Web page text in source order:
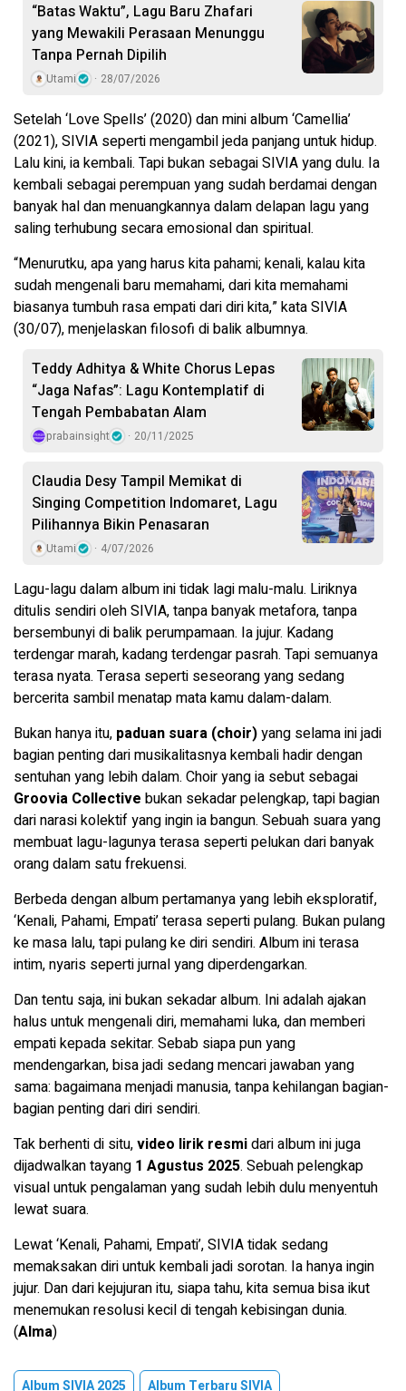
“Batas Waktu”, Lagu Baru Zhafari
yang Mewakili Perasaan Menunggu
Tanpa Pernah Dipilih
Utami 28/07/2026
Setelah ‘Love Spells’ (2020) dan mini album ‘Camellia’
(2021), SIVIA seperti mengambil jeda panjang untuk hidup.
Lalu kini, ia kembali. Tapi bukan sebagai SIVIA yang dulu. Ia
kembali sebagai perempuan yang sudah berdamai dengan
banyak hal dan menuangkannya dalam delapan lagu yang
saling terhubung secara emosional dan spiritual.
“Menurutku, apa yang harus kita pahami; kenali, kalau kita
sudah mengenali baru memahami, dari kita memahami
biasanya tumbuh rasa empati dari diri kita,” kata SIVIA
(30/07), menjelaskan filosofi di balik albumnya.
Teddy Adhitya & White Chorus Lepas
“Jaga Nafas”: Lagu Kontemplatif di
Tengah Pembabatan Alam
prabainsight 20/11/2025
Claudia Desy Tampil Memikat di
Singing Competition Indomaret, Lagu
Pilihannya Bikin Penasaran
Utami 4/07/2026
Lagu-lagu dalam album ini tidak lagi malu-malu. Liriknya
ditulis sendiri oleh SIVIA, tanpa banyak metafora, tanpa
bersembunyi di balik perumpamaan. Ia jujur. Kadang
terdengar marah, kadang terdengar pasrah. Tapi semuanya
terasa nyata. Terasa seperti seseorang yang sedang
bercerita sambil menatap mata kamu dalam-dalam.
Bukan hanya itu, paduan suara (choir)yang selama ini jadi
bagian penting dari musikalitasnya kembali hadir dengan
sentuhan yang lebih dalam. Choir yang ia sebut sebagai
Groovia Collective bukan sekadar pelengkap, tapi bagian
dari narasi kolektif yang ingin ia bangun. Sebuah suara yang
membuat lagu-lagunya terasa seperti pelukan dari banyak
orang dalam satu frekuensi.
Berbeda dengan album pertamanya yang lebih eksploratif,
‘Kenali, Pahami, Empati’ terasa seperti pulang. Bukan pulang
ke masa lalu, tapi pulang ke diri sendiri. Album ini terasa
intim, nyaris seperti jurnal yang diperdengarkan.
Dan tentu saja, ini bukan sekadar album. Ini adalah ajakan
halus untuk mengenali diri, memahami luka, dan memberi
empati kepada sekitar. Sebab siapa pun yang
mendengarkan, bisa jadi sedang mencari jawaban yang
sama: bagaimana menjadi manusia, tanpa kehilangan bagian-
bagian penting dari diri sendiri.
Tak berhenti di situ,video lirik resmidari album ini juga
dijadwalkan tayang 1 Agustus 2025. Sebuah pelengkap
visual untuk pengalaman yang sudah lebih dulu menyentuh
lewat suara.
Lewat ‘Kenali, Pahami, Empati’, SIVIA tidak sedang
memaksakan diri untuk kembali jadi sorotan. Ia hanya ingin
jujur. Dan dari kejujuran itu, siapa tahu, kita semua bisa ikut
menemukan resolusi kecil di tengah kebisingan dunia.
(Alma)
Album SIVIA 2025 Album Terbaru SIVIA